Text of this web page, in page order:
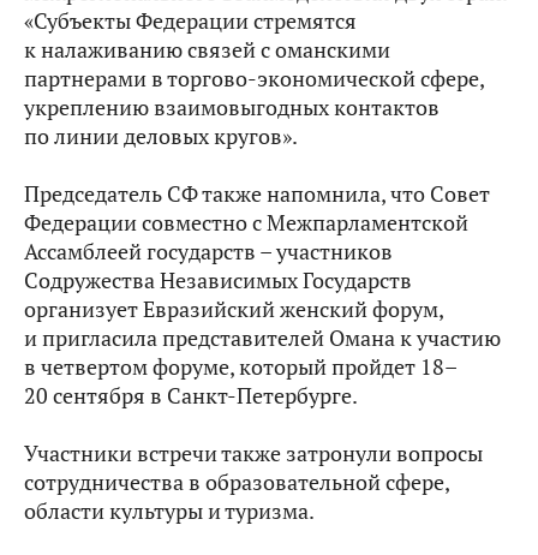
«Субъекты Федерации стремятся
к налаживанию связей с оманскими
партнерами в торгово-экономической сфере,
укреплению взаимовыгодных контактов
по линии деловых кругов».
Председатель СФ также напомнила, что Совет
Федерации совместно с Межпарламентской
Ассамблеей государств – участников
Содружества Независимых Государств
организует Евразийский женский форум,
и пригласила представителей Омана к участию
в четвертом форуме, который пройдет 18–
20 сентября в Санкт-Петербурге.
Участники встречи также затронули вопросы
сотрудничества в образовательной сфере,
области культуры и туризма.